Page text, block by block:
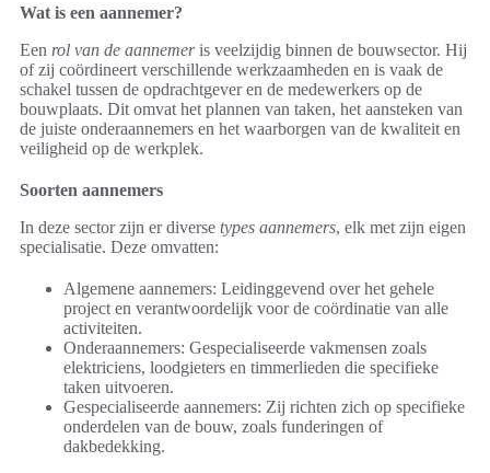
Wat is een aannemer?
Een rol van de aannemeris veelzijdig binnen de bouwsector. Hij
of zij coördineert verschillende werkzaamheden en is vaak de
schakel tussen de opdrachtgever en de medewerkers op de
bouwplaats. Dit omvat het plannen van taken, het aansteken van
de juiste onderaannemers en het waarborgen van de kwaliteit en
veiligheid op de werkplek.
Soorten aannemers
In deze sector zijn er diverse types aannemers, elk met zijn eigen
specialisatie. Deze omvatten:
Algemene aannemers: Leidinggevend over het gehele
project en verantwoordelijk voor de coördinatie van alle
activiteiten.
Onderaannemers: Gespecialiseerde vakmensen zoals
elektriciens, loodgieters en timmerlieden die specifieke
taken uitvoeren.
Gespecialiseerde aannemers: Zij richten zich op specifieke
onderdelen van de bouw, zoals funderingen of
dakbedekking.